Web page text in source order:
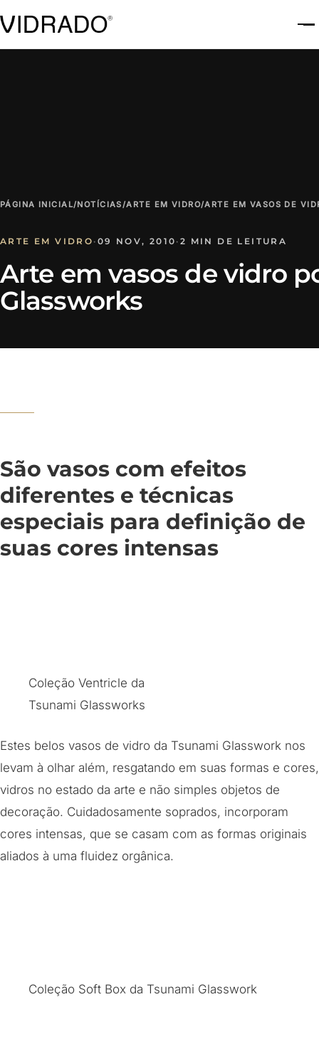
PÁGINA INICIAL/NOTÍCIAS/ARTE EM VIDRO/ARTE EM VASOS DE
ARTE EM VIDRO · 09 NOV, 2010 · 2 MIN DE LEITURA
Arte em vasos de vidro
Glassworks
São vasos com efeitos
diferentes e técnicas
especiais para definição de
suas cores intensas
Coleção Ventricle da
Tsunami Glassworks
Estes belos vasos de vidro da Tsunami Glasswork nos
levam à olhar além, resgatando em suas formas e cores,
vidros no estado da arte e não simples objetos de
decoração. Cuidadosamente soprados, incorporam
cores intensas, que se casam com as formas originais
aliados à uma fluidez orgânica.
Coleção Soft Box da Tsunami Glasswork